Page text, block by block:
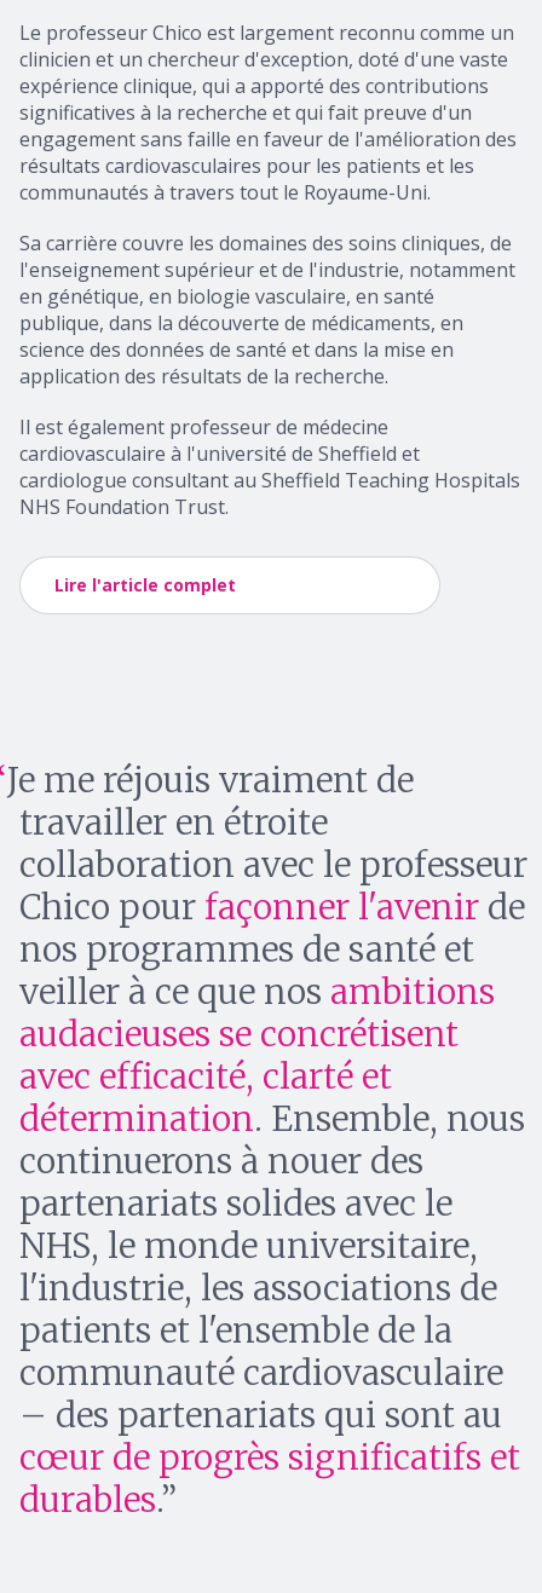
Le professeur Chico est largement reconnu comme un
clinicien et un chercheur d'exception, doté d'une vaste
expérience clinique, qui a apporté des contributions
significatives à la recherche et qui fait preuve d'un
engagement sans faille en faveur de l'amélioration des
résultats cardiovasculaires pour les patients et les
communautés à travers tout le Royaume-Uni.
Sa carrière couvre les domaines des soins cliniques, de
l'enseignement supérieur et de l'industrie, notamment
en génétique, en biologie vasculaire, en santé
publique, dans la découverte de médicaments, en
science des données de santé et dans la mise en
application des résultats de la recherche.
Il est également professeur de médecine
cardiovasculaire à l'université de Sheffield et
cardiologue consultant au Sheffield Teaching Hospitals
NHS Foundation Trust.
Lire l'article complet
Je me réjouis vraiment de
travailler en étroite
collaboration avec le professeur
Chico pour façonner l'avenir de
nos programmes de santé et
veiller à ce que nos ambitions
audacieuses se concrétisent
avec efficacité, clarté et
détermination. Ensemble, nous
continuerons à nouer des
partenariats solides avec le
NHS, le monde universitaire,
l'industrie, les associations de
patients et l'ensemble de la
communauté cardiovasculaire
– des partenariats qui sont au
cœur de progrès significatifs et
durables.